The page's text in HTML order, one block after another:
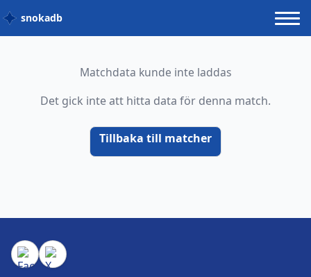
snokadb
Matchdata kunde inte laddas
Det gick inte att hitta data för denna match.
Tillbaka till matcher